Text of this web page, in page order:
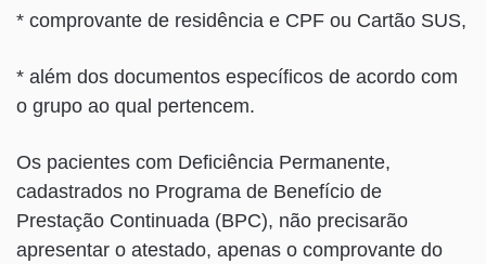
* comprovante de residência e CPF ou Cartão SUS,
* além dos documentos específicos de acordo com
o grupo ao qual pertencem.
Os pacientes com Deficiência Permanente,
cadastrados no Programa de Benefício de
Prestação Continuada (BPC), não precisarão
apresentar o atestado, apenas o comprovante do